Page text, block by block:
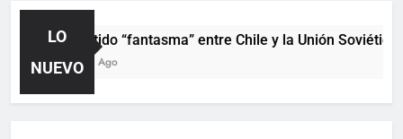
LO
NUEVO
El partido “fantasma” entre Chile y la Unión
2 Horas Ago